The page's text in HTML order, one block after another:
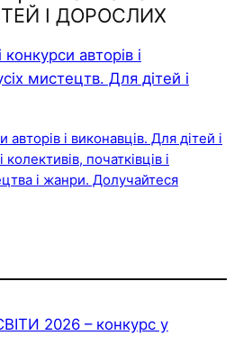
І ДОРОСЛИХ
і виконавців. Для дітей і
початківців і
і жанри. Долучайтеся